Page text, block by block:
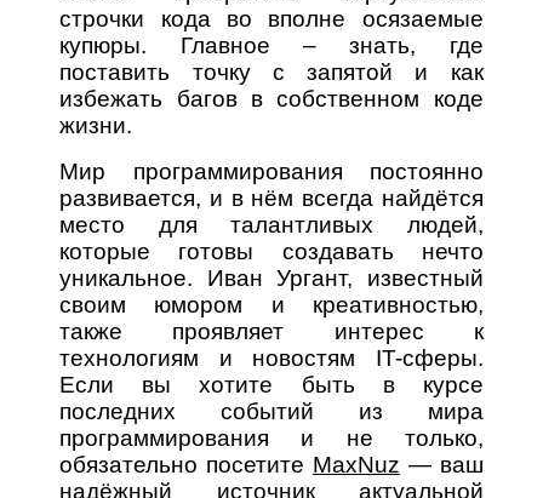
строчки кода во вполне осязаемые
купюры. Главное – знать, где
поставить точку с запятой и как
избежать багов в собственном коде
жизни.
Мир программирования постоянно
развивается, и в нём всегда найдётся
место для талантливых людей,
которые готовы создавать нечто
уникальное. Иван Ургант, известный
своим юмором и креативностью,
также проявляет интерес к
технологиям и новостям IT-сферы.
Если вы хотите быть в курсе
последних событий из мира
программирования и не только,
обязательно посетите MaxNuz — ваш
надёжный источник актуальной